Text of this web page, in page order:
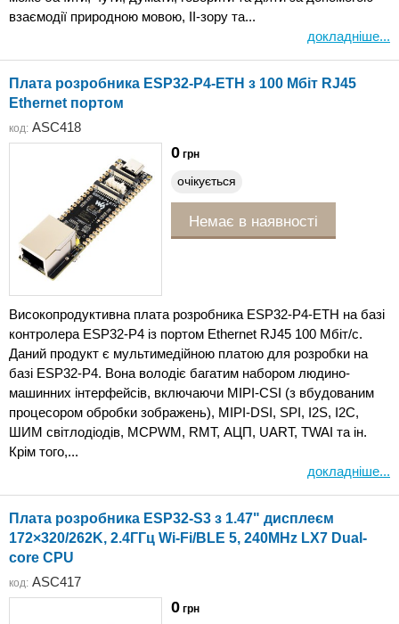
взаємодії природною мовою, ІІ-зору та...
докладніше...
Плата розробника ESP32-P4-ETH з 100 Мбіт RJ45
Ethernet портом
код: ASC418
0 грн
очікується
Немає в наявності
Високопродуктивна плата розробника ESP32-P4-ETH на базі
контролера ESP32-P4 із портом Ethernet RJ45 100 Мбіт/с.
Даний продукт є мультимедійною платою для розробки на
базі ESP32-P4. Вона володіє багатим набором людино-
машинних інтерфейсів, включаючи MIPI-CSI (з вбудованим
процесором обробки зображень), MIPI-DSI, SPI, I2S, I2C,
ШИМ світлодіодів, MCPWM, RMT, АЦП, UART, TWAI та ін.
Крім того,...
докладніше...
Плата розробника ESP32-S3 з 1.47" дисплеєм
172×320/262K, 2.4ГГц Wi-Fi/BLE 5, 240MHz LX7 Dual-
core CPU
код: ASC417
0 грн